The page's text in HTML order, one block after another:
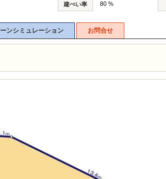
建ぺい率 80 %
ンシミュレーション お問合せ